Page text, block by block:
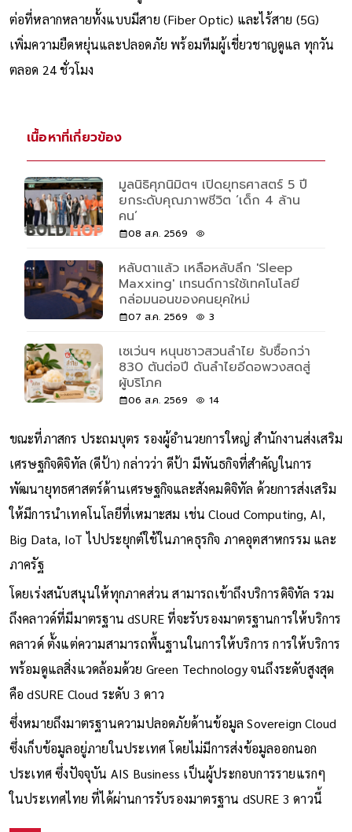
ต่อที่หลากหลายทั้งแบบมีสาย (Fiber Optic) และไร้สาย (5G)
เพิ่มความยืดหยุ่นและปลอดภัย พร้อมทีมผู้เชี่ยวชาญดูแล ทุกวัน
ตลอด 24 ชั่วโมง
เนื้อหาที่เกี่ยวข้อง
มูลนิธิศุภนิมิตฯ เปิดยุทธศาสตร์ 5 ปี
ยกระดับคุณภาพชีวิต ‘เด็ก 4 ล้าน
คน’
08 ส.ค. 2569
หลับตาแล้ว เหลือหลับลึก 'Sleep
Maxxing' เทรนด์การใช้เทคโนโลยี
กล่อมนอนของคนยุคใหม่
07 ส.ค. 2569 3
เซเว่นฯ หนุนชาวสวนลำไย รับซื้อกว่า
830 ตันต่อปี ดันลำไยอีดอพวงสดสู่
ผู้บริโภค
06 ส.ค. 2569 14
ขณะที่ภาสกร ประถมบุตร รองผู้อำนวยการใหญ่ สำนักงานส่งเสริม
เศรษฐกิจดิจิทัล (ดีป้า) กล่าวว่า ดีป้า มีพันธกิจที่สำคัญในการ
พัฒนายุทธศาสตร์ด้านเศรษฐกิจและสังคมดิจิทัล ด้วยการส่งเสริม
ให้มีการนำเทคโนโลยีที่เหมาะสม เช่น Cloud Computing, AI,
Big Data, IoT ไปประยุกต์ใช้ในภาคธุรกิจ ภาคอุตสาหกรรม และ
ภาครัฐ
โดยเร่งสนับสนุนให้ทุกภาคส่วน สามารถเข้าถึงบริการดิจิทัล รวม
ถึงคลาวด์ที่มีมาตรฐาน dSURE ที่จะรับรองมาตรฐานการให้บริการ
คลาวด์ ตั้งแต่ความสามารถพื้นฐานในการให้บริการ การให้บริการ
พร้อมดูแลสิ่งแวดล้อมด้วย Green Technology จนถึงระดับสูงสุด
คือ dSURE Cloud ระดับ 3 ดาว
ซึ่งหมายถึงมาตรฐานความปลอดภัยด้านข้อมูล Sovereign Cloud
ซึ่งเก็บข้อมูลอยู่ภายในประเทศ โดยไม่มีการส่งข้อมูลออกนอก
ประเทศ ซึ่งปัจจุบัน AIS Business เป็นผู้ประกอบการรายแรกๆ
ในประเทศไทย ที่ได้ผ่านการรับรองมาตรฐาน dSURE 3 ดาวนี้